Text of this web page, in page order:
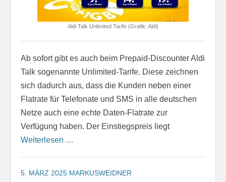
Aldi Talk Unlimited Tarife (Grafik: Aldi)
Ab sofort gibt es auch beim Prepaid-Discounter Aldi
Talk sogenannte Unlimited-Tarife. Diese zeichnen
sich dadurch aus, dass die Kunden neben einer
Flatrate für Telefonate und SMS in alle deutschen
Netze auch eine echte Daten-Flatrate zur
Verfügung haben. Der Einstiegspreis liegt
Weiterlesen …
5. MÄRZ 2025 MARKUSWEIDNER